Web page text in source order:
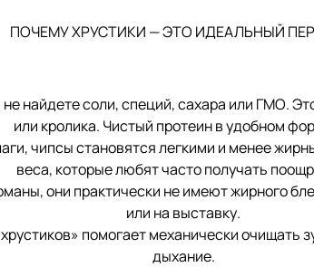
ПОЧЕМУ ХРУСТИКИ — ЭТО ИДЕАЛЬНЫЙ
соли, специй, сахара или ГМО.
или кролика. Чистый протеин в удобном
становятся легкими и менее
веса, которые любят часто получать
они практически не имеют жирного
или на выставку.
помогает механически очищать
дыхание.